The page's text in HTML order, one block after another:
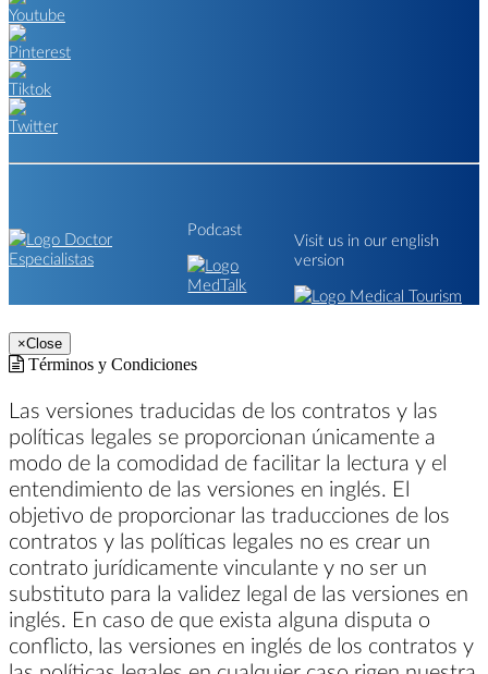
Podcast
Visit us in our english
version
×Close
Términos y Condiciones
Las versiones traducidas de los contratos y las
políticas legales se proporcionan únicamente a
modo de la comodidad de facilitar la lectura y el
entendimiento de las versiones en inglés. El
objetivo de proporcionar las traducciones de los
contratos y las políticas legales no es crear un
contrato jurídicamente vinculante y no ser un
substituto para la validez legal de las versiones en
inglés. En caso de que exista alguna disputa o
conflicto, las versiones en inglés de los contratos y